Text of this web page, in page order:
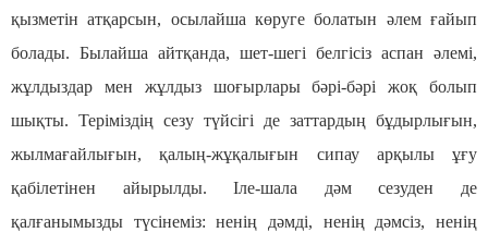
қызметін атқарсын, осылайша көруге болатын әлем ғайып
болады. Былайша айтқанда, шет-шегі белгісіз аспан әлемі,
жұлдыздар мен жұлдыз шоғырлары бәрі-бәрі жоқ болып
шықты. Теріміздің сезу түйсігі де заттардың бұдырлығын,
жылмағайлығын, қалың-жұқалығын сипау арқылы ұғу
қабілетінен айырылды. Іле-шала дәм сезуден де
қалғанымызды түсінеміз: ненің дәмді, ненің дәмсіз, ненің